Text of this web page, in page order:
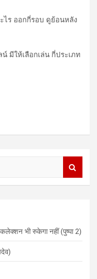
ไร ออกกี่รอบ ดูย้อนหลัง
มีให้เลือกเล่น กี่ประเภท
भी रुकेगा नहीं (पुष्पा 2)